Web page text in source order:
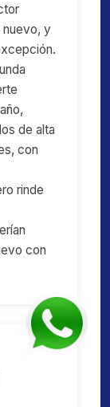
nuevo, y
de alta
con
rinde
con